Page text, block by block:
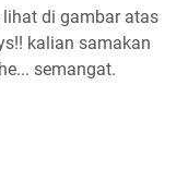
di gambar atas
kalian samakan
semangat.